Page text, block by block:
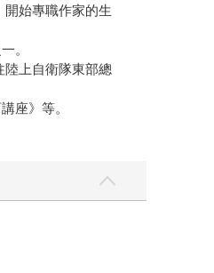
開始專職作家的生
。
陸上自衛隊東部總
座》等。